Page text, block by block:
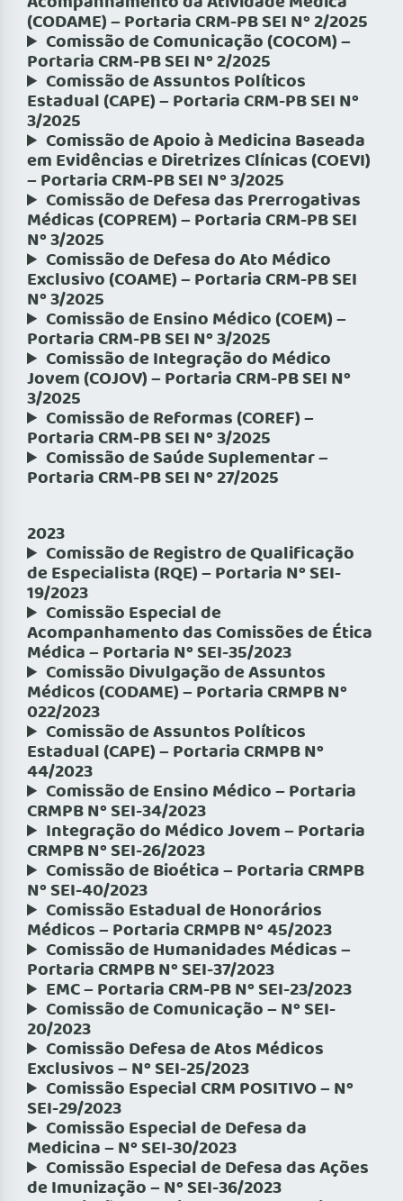
(CODAME) – Portaria CRM-PB SEI Nº 2/2025
Comissão de Comunicação (COCOM) –
Portaria CRM-PB SEI Nº 2/2025
Comissão de Assuntos Políticos
Estadual (CAPE) – Portaria CRM-PB SEI Nº
3/2025
Comissão de Apoio à Medicina Baseada
em Evidências e Diretrizes Clínicas (COEVI)
– Portaria CRM-PB SEI Nº 3/2025
Comissão de Defesa das Prerrogativas
Médicas (COPREM) – Portaria CRM-PB SEI
Nº 3/2025
Comissão de Defesa do Ato Médico
Exclusivo (COAME) – Portaria CRM-PB SEI
Nº 3/2025
Comissão de Ensino Médico (COEM) –
Portaria CRM-PB SEI Nº 3/2025
Comissão de Integração do Médico
Jovem (COJOV) – Portaria CRM-PB SEI Nº
3/2025
Comissão de Reformas (COREF) –
Portaria CRM-PB SEI Nº 3/2025
Comissão de Saúde Suplementar –
Portaria CRM-PB SEI Nº 27/2025
2023
Comissão de Registro de Qualificação
de Especialista (RQE) – Portaria Nº SEI-
19/2023
Comissão Especial de
Acompanhamento das Comissões de Ética
Médica – Portaria Nº SEI-35/2023
Comissão Divulgação de Assuntos
Médicos (CODAME) – Portaria CRMPB Nº
022/2023
Comissão de Assuntos Políticos
Estadual (CAPE) – Portaria CRMPB Nº
44/2023
Comissão de Ensino Médico – Portaria
CRMPB Nº SEI-34/2023
Integração do Médico Jovem – Portaria
CRMPB Nº SEI-26/2023
Comissão de Bioética – Portaria CRMPB
Nº SEI-40/2023
Comissão Estadual de Honorários
Médicos – Portaria CRMPB Nº 45/2023
Comissão de Humanidades Médicas –
Portaria CRMPB Nº SEI-37/2023
EMC – Portaria CRM-PB Nº SEI-23/2023
Comissão de Comunicação – Nº SEI-
20/2023
Comissão Defesa de Atos Médicos
Exclusivos – Nº SEI-25/2023
Comissão Especial CRM POSITIVO – Nº
SEI-29/2023
Comissão Especial de Defesa da
Medicina – Nº SEI-30/2023
Comissão Especial de Defesa das Ações
de Imunização – Nº SEI-36/2023